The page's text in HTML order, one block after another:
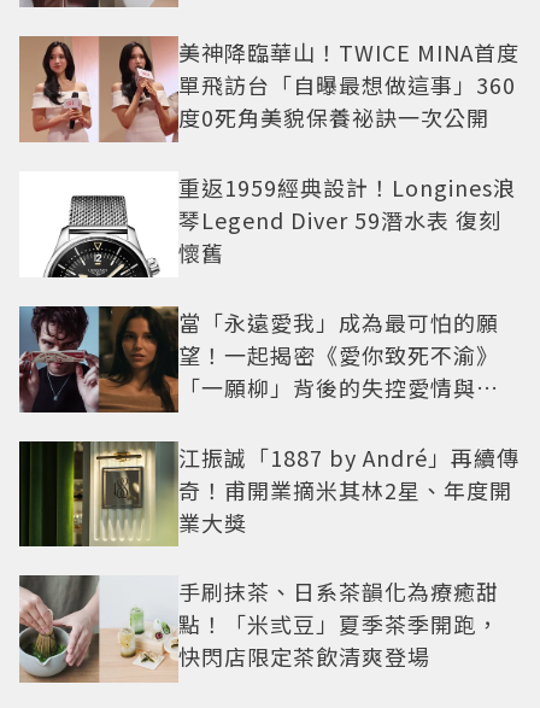
美神降臨華山！TWICE MINA首度
單飛訪台「自曝最想做這事」360
度0死角美貌保養祕訣一次公開
重返1959經典設計！Longines浪
琴Legend Diver 59潛水表 復刻
懷舊
當「永遠愛我」成為最可怕的願
望！一起揭密《愛你致死不渝》
「一願柳」背後的失控愛情與爆
江振誠「1887 by André」再續傳
奇！甫開業摘米其林2星、年度開
業大獎
手刷抹茶、日系茶韻化為療癒甜
點！「米弎豆」夏季茶季開跑，
快閃店限定茶飲清爽登場